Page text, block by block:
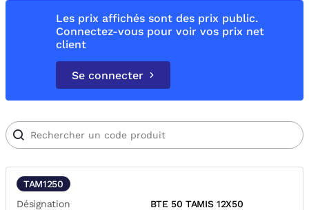
Les prix affichés sont des prix public.
Connectez-vous pour voir vos prix net
client
Se connecter
TAM1250
Désignation
BTE 50 TAMIS 12X50